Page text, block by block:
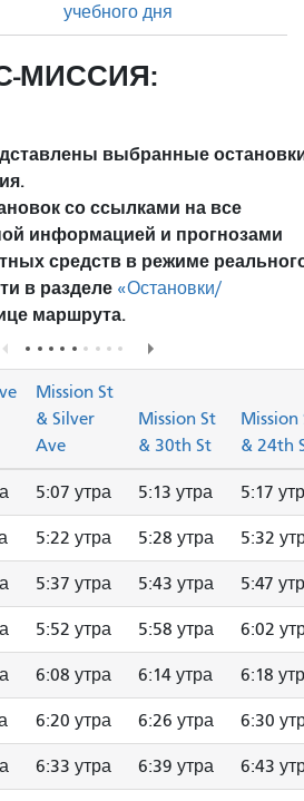
учебного дня
МИССИЯ:
выбранные
со ссылками на все
информацией и прогнозами
средств в режиме
в разделе «Остановки/
маршрута.
Mission St
& Silver
Ave
Mission St
& 30th St
Mission
& 24th
5:07 утра 5:13 утра 5:17
5:22 утра 5:28 утра 5:32
5:37 утра 5:43 утра 5:47
5:52 утра 5:58 утра 6:02
6:08 утра 6:14 утра 6:18
6:20 утра 6:26 утра 6:30
6:33 утра 6:39 утра 6:43